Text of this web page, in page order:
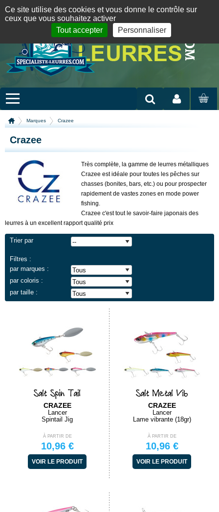
09 72 36 55 01 06 08 07 98 87 English version
MON
Marques Crazee
Crazee
Très complète, la gamme de leurres métalliques
Crazee est idéale pour toutes les pêches sur
chasses (bonites, bars, etc.) ou pour prospecter
rapidement de vastes zones en mode power
fishing.
Crazee c'est tout le savoir-faire japonais des
leurres à un excellent rapport qualité prix
Tout le savoir-faire japonais pour des cannes et des leurres d’excellents
rapport qualité prix
Trier par
Filtres :
par marques :
par coloris :
par taille :
Salt Spin Tail
CRAZEE
Lancer
Spintail Jig
À PARTIR DE
10,96 €
VOIR LE PRODUIT
Salt Metal Vib
CRAZEE
Lancer
Lame vibrante (18gr)
À PARTIR DE
10,96 €
VOIR LE PRODUIT
Panneau de gestion des cookies
Ce site utilise des cookies et vous donne le contrôle sur
ceux que vous souhaitez activer
Tout accepter
Personnaliser